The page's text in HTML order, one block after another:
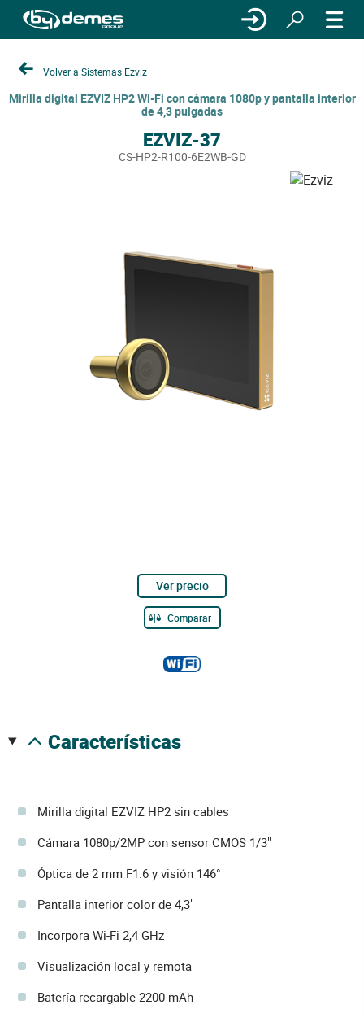
Volver a Sistemas Ezviz
Mirilla digital EZVIZ HP2 Wi-Fi con cámara 1080p y pantalla interior
de 4,3 pulgadas
EZVIZ-37
CS-HP2-R100-6E2WB-GD
Ver precio
Comparar
características
Mirilla digital EZVIZ HP2 sin cables
Cámara 1080p/2MP con sensor CMOS 1/3"
Óptica de 2 mm F1.6 y visión 146°
Pantalla interior color de 4,3"
Incorpora Wi-Fi 2,4 GHz
Visualización local y remota
Batería recargable 2200 mAh